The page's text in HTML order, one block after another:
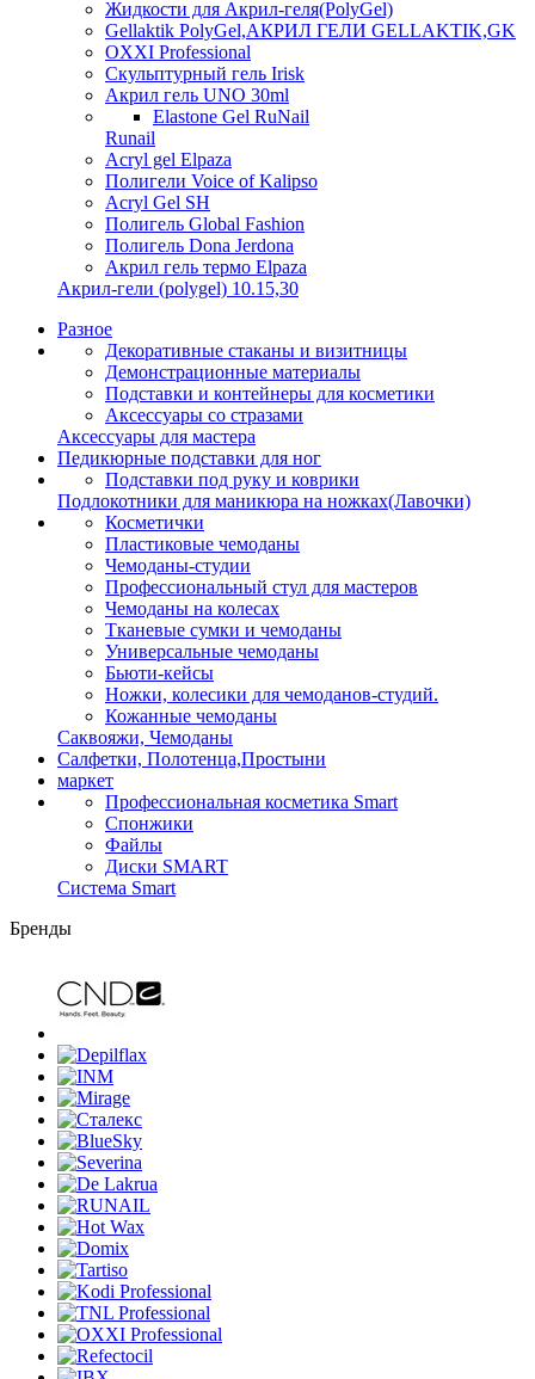
Жидкости для Акрил-геля(PolyGel)
Gellaktik PolyGel,АКРИЛ ГЕЛИ GELLAKTIK,GK
OXXI Professional
Скульптурный гель Irisk
Акрил гель UNO 30ml
Elastone Gel RuNail
Runail
Acryl gel Elpaza
Полигели Voice of Kalipso
Acryl Gel SH
Полигель Global Fashion
Полигель Dona Jerdona
Акрил гель термо Elpaza
Акрил-гели (polygel) 10.15,30
Разное
Декоративные стаканы и визитницы
Демонстрационные материалы
Подставки и контейнеры для косметики
Аксессуары со стразами
Аксессуары для мастера
Педикюрные подставки для ног
Подставки под руку и коврики
Подлокотники для маникюра на ножках(Лавочки)
Косметички
Пластиковые чемоданы
Чемоданы-студии
Профессиональный стул для мастеров
Чемоданы на колесах
Тканевые сумки и чемоданы
Универсальные чемоданы
Бьюти-кейсы
Ножки, колесики для чемоданов-студий.
Кожанные чемоданы
Саквояжи, Чемоданы
Салфетки, Полотенца,Простыни
маркет
Профессиональная косметика Smart
Спонжики
Файлы
Диски SMART
Система Smart
Бренды